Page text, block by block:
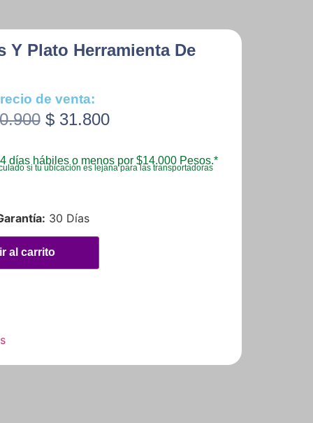
Y Plato Herramienta De
de venta:
$31.800
días hábiles o menos por $14.000 Pesos.*
si tu ubicación es lejana para las transportadoras
30 Días
al carrito